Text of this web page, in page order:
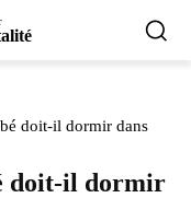
doit-il dormir dans
doit-il dormir